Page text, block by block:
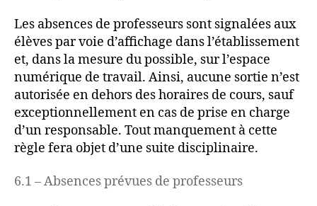
Les absences de professeurs sont signalées aux
élèves par voie d’affichage dans l’établissement
et, dans la mesure du possible, sur l’espace
numérique de travail. Ainsi, aucune sortie n’est
autorisée en dehors des horaires de cours, sauf
exceptionnellement en cas de prise en charge
d’un responsable. Tout manquement à cette
règle fera objet d’une suite disciplinaire.
6.1 – Absences prévues de professeurs